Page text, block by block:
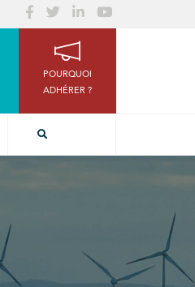
POURQUOI
ADHÉRER ?